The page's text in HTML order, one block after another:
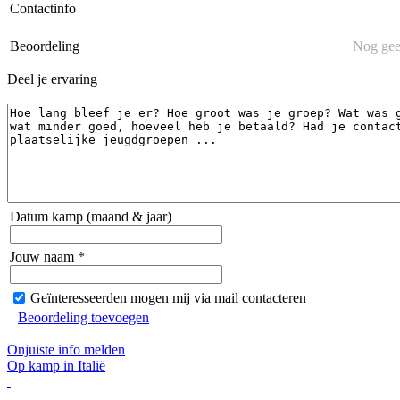
Contactinfo
Beoordeling Nog
Deel je ervaring
Datum kamp (maand & jaar)
Jouw naam *
Geïnteresseerden mogen mij via mail contacteren
Beoordeling toevoegen
Onjuiste info melden
Op kamp in Italië